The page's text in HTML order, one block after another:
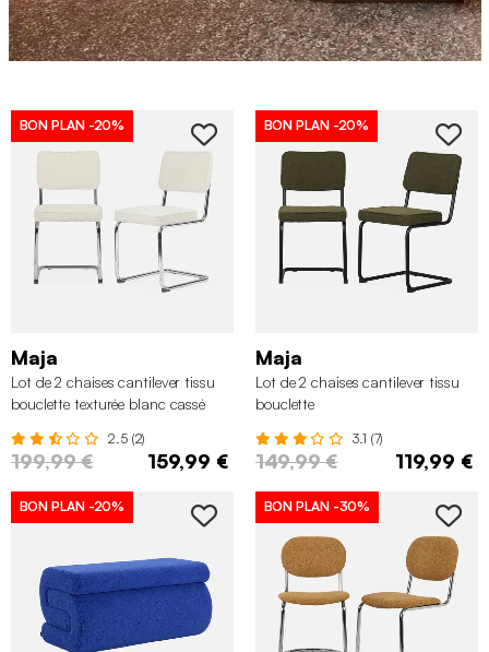
BON PLAN -20%
Maja
Lot de 2 chaises cantilever tissu
bouclette texturée blanc cassé
2.5 (2)
199,99 € 159,99 €
BON PLAN -20%
Maja
Lot de 2 chaises cantilever tissu
bouclette
3.1 (7)
149,99 € 119,99 €
BON PLAN -20% BON PLAN -30%